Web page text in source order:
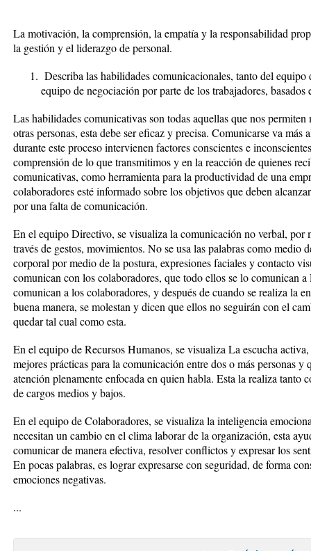
La motivación, la comprensión, la empatía y la responsabilidad
la gestión y el liderazgo de personal.
Describa las habilidades comunicacionales, tanto del
equipo de negociación por parte de los trabajadores,
Las habilidades comunicativas son todas aquellas que nos
otras personas, esta debe ser eficaz y precisa. Comunicarse va
durante este proceso intervienen factores conscientes e
comprensión de lo que transmitimos y en la reacción de quienes
comunicativas, como herramienta para la productividad de una
colaboradores esté informado sobre los objetivos que deben
por una falta de comunicación.
En el equipo Directivo, se visualiza la comunicación no verbal, por
través de gestos, movimientos. No se usa las palabras como medio
corporal por medio de la postura, expresiones faciales y
comunican con los colaboradores, que todo ellos se lo comunican
comunican a los colaboradores, y después de cuando se realiza la
buena manera, se molestan y dicen que ellos no seguirán con el
quedar tal cual como esta.
En el equipo de Recursos Humanos, se visualiza La escucha
mejores prácticas para la comunicación entre dos o más personas y
atención plenamente enfocada en quien habla. Esta la realiza tanto
de cargos medios y bajos.
En el equipo de Colaboradores, se visualiza la inteligencia
necesitan un cambio en el clima laborar de la organización, esta
comunicar de manera efectiva, resolver conflictos y expresar los
En pocas palabras, es lograr expresarse con seguridad, de forma
emociones negativas.
...